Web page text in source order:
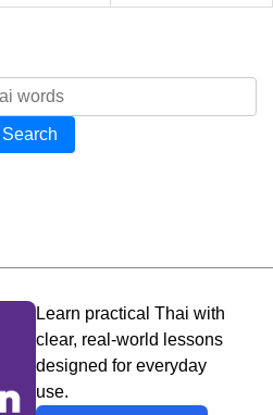
Search
Learn practical Thai with
clear, real-world lessons
designed for everyday
use.